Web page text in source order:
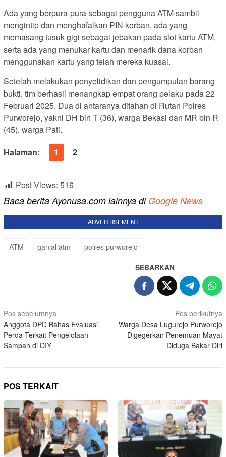
Ada yang berpura-pura sebagai pengguna ATM sambil
mengintip dan menghafalkan PIN korban, ada yang
memasang tusuk gigi sebagai jebakan pada slot kartu ATM,
serta ada yang menukar kartu dan menarik dana korban
menggunakan kartu yang telah mereka kuasai.
Setelah melakukan penyelidikan dan pengumpulan barang
bukti, tim berhasil menangkap empat orang pelaku pada 22
Februari 2025. Dua di antaranya ditahan di Rutan Polres
Purworejo, yakni DH bin T (36), warga Bekasi dan MR bin R
(45), warga Pati.
Halaman:
1 2
Post Views: 516
Baca berita Ayonusa.com lainnya di Google News
ADVERTISEMENT
ATM ganjal atm polres purworejo
SEBARKAN
Navigasi
pos
Pos sebelumnya
Anggota DPD Bahas Evaluasi
Perda Terkait Pengelolaan
Sampah di DIY
Pos berikutnya
Warga Desa Lugurejo Purworejo
Digegerkan Penemuan Mayat
Diduga Bakar Diri
POS TERKAIT